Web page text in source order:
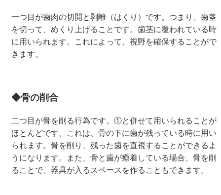
一つ目が歯肉の切開と剥離（はくり）です。つまり、歯茎
を切って、めくり上げることです。歯茎に覆われている時
に用いられます。これによって、視野を確保することがで
きます。
◆骨の削合
二つ目が骨を削る行為です。①と併せて用いられることが
ほとんどです。これは、骨の下に歯が残っている時に用い
られます。骨を削り、残った歯を直視することができるよ
うになります。また、骨と歯が癒着している場合、骨を削
ることで、器具が入るスペースを作ることもできます。